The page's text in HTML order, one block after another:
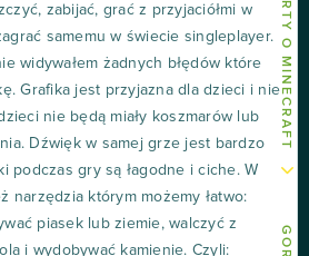
INNE ARTY O MINECRAFT
zabijać, grać z przyjaciółmi w
samemu w świecie singleplayer.
widywałem żadnych błędów które
Grafika jest przyjazna dla dzieci i nie
nie będą miały koszmarów lub
Dźwięk w samej grze jest bardzo
podczas gry są łagodne i ciche. W
narzędzia którym możemy łatwo:
piasek lub ziemie, walczyć z
i wydobywać kamienie. Czyli: